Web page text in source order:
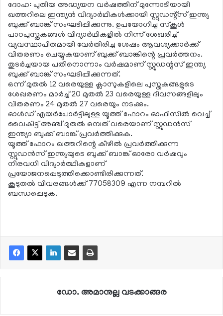
ദോഹ: പുതിയ അദ്ധ്യയന വര്‍ഷത്തിന് മുന്നോടിയായി
ഖത്തറിലെ ഇന്ത്യന്‍ വിദ്യാര്‍ഥികള്‍ക്കായി സ്റ്റുഡന്റ്സ് ഇന്ത്യ
ബുക്ക് ബാങ്ക് സംഘടിപ്പിക്കുന്നു. ഉപയോഗിച്ച സ്‌കൂള്‍
പാഠപുസ്തകങ്ങള്‍ വിദ്യാര്‍ഥികളില്‍ നിന്ന് ശേഖരിച്ച്
വ്യവസ്ഥാപിതമായി വേര്‍തിരിച്ച ശേഷം ആവശ്യക്കാര്‍ക്ക്
വിതരണം ചെയ്യുകയാണ് ബുക്ക് ബാങ്കിന്റെ പ്രവര്‍ത്തനം.
തുടര്‍ച്ചയായ പതിനൊന്നാം വര്‍ഷമാണ് സ്റ്റുഡന്റസ് ഇന്ത്യ
ബുക്ക് ബാങ്ക് സംഘടിപ്പിക്കുന്നത്.
ഒന്ന് മുതല്‍ 12 വരെയുള്ള ക്ലാസുകളിലെ പുസ്തകങ്ങളുടെ
ശേഖരണം മാര്‍ച്ച് 20 മുതല്‍ 23 വരെയുള്ള ദിവസങ്ങളിലും
വിതരണം 24 മുതല്‍ 27 വരെയും നടക്കും.
ഓള്‍ഡ് എയര്‍പോര്‍ട്ടിലുള്ള യൂത്ത് ഫോറം ഓഫീസില്‍ വെച്ച്
വൈകിട്ട് അഞ്ച് മുതല്‍ ഒമ്പത് വരെയാണ് സ്റ്റുഡന്‍സ്
ഇന്ത്യാ ബുക്ക് ബാങ്ക് പ്രവര്‍ത്തിക്കുക.
യൂത്ത് ഫോറം ഖത്തറിന്റെ കീഴില്‍ പ്രവര്‍ത്തിക്കുന്ന
സ്റ്റുഡന്‍സ് ഇന്ത്യയുടെ ബുക്ക് ബാങ്ക് ഓരോ വര്‍ഷവും
നിരവധി വിദ്യാര്‍ത്ഥികളാണ്
പ്രയോജനപ്പെടുത്തിക്കൊണ്ടിരിക്കുന്നത്.
കൂടുതല്‍ വിവരങ്ങള്‍ക്ക് 77058309 എന്ന നമ്പറില്‍
ബന്ധപ്പെടുക.
ഡോ. അമാനുല്ല വടക്കാങ്ങര